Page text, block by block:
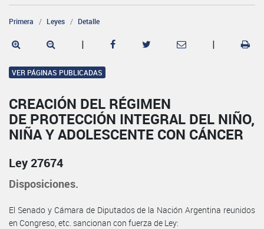
Primera Leyes Detalle
| |
VER PÁGINAS PUBLICADAS
CREACIÓN DEL RÉGIMEN
DE PROTECCIÓN INTEGRAL DEL NIÑO,
NIÑA Y ADOLESCENTE CON CÁNCER
Ley 27674
Disposiciones.
El Senado y Cámara de Diputados de la Nación Argentina reunidos
en Congreso, etc. sancionan con fuerza de Ley: